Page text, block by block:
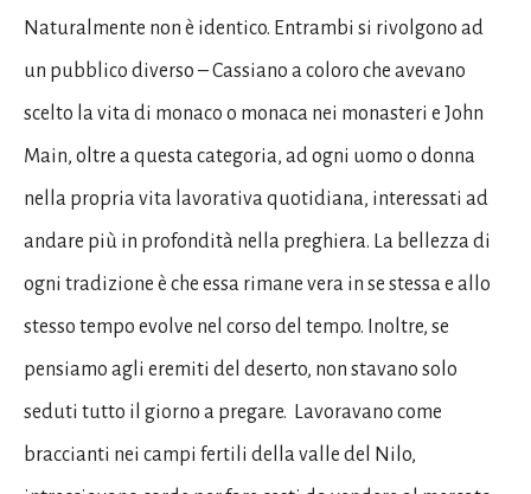
Naturalmente non è identico. Entrambi si rivolgono ad
un pubblico diverso – Cassiano a coloro che avevano
scelto la vita di monaco o monaca nei monasteri e John
Main, oltre a questa categoria, ad ogni uomo o donna
nella propria vita lavorativa quotidiana, interessati ad
andare più in profondità nella preghiera. La bellezza di
ogni tradizione è che essa rimane vera in se stessa e allo
stesso tempo evolve nel corso del tempo. Inoltre, se
pensiamo agli eremiti del deserto, non stavano solo
seduti tutto il giorno a pregare. Lavoravano come
braccianti nei campi fertili della valle del Nilo,